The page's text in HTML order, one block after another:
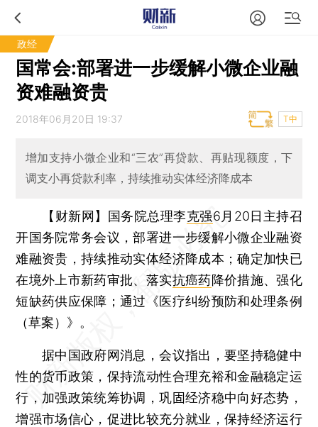
政经
国常会:部署进一步缓解小微企业融
资难融资贵
2018年06月20日 19:37 T中
增加支持小微企业和“三农”再贷款、再贴现额度，下
调支小再贷款利率，持续推动实体经济降成本
【财新网】 国务院总理李克强6月20日主持召
开国务院常务会议，部署进一步缓解小微企业融资
难融资贵，持续推动实体经济降成本；确定加快已
在境外上市新药审批、落实抗癌药降价措施、强化
短缺药供应保障；通过《医疗纠纷预防和处理条例
（草案）》。
据中国政府网消息，会议指出，要坚持稳健中
性的货币政策，保持流动性合理充裕和金融稳定运
行，加强政策统筹协调，巩固经济稳中向好态势，
增强市场信心，促进比较充分就业，保持经济运行